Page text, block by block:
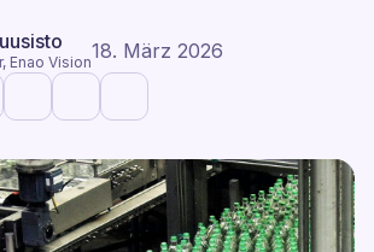
Enao Vision18. März 2026